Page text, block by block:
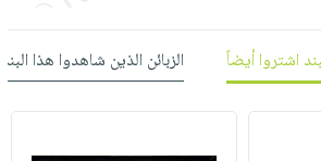
اشتروا أيضاً الزبائن الذين شاهدوا هذا